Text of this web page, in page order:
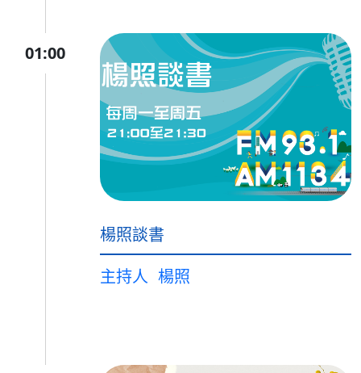
01:00
楊照談書
主持人 楊照